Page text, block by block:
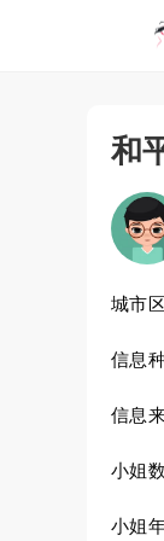
和
城市
信息
信息
小姐
小姐